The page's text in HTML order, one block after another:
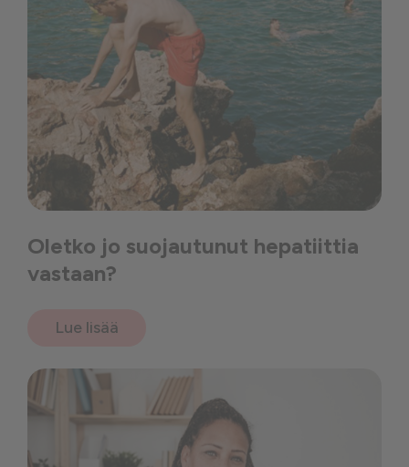
Oletko jo suojautunut hepatiittia
vastaan?
Lue lisää